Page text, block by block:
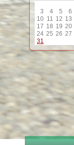
3
4 5 6
10 11 12 13
17 18 19 20
24 25 26 27
31